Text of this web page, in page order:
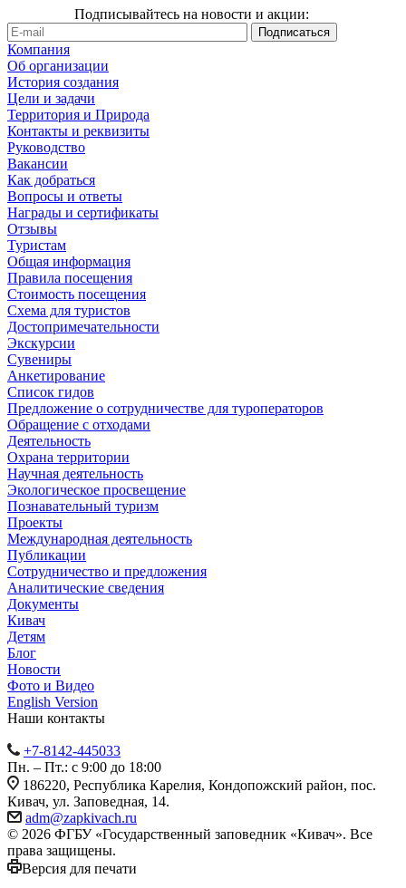
Подписывайтесь на новости и акции:
Компания
Об организации
История создания
Цели и задачи
Территория и Природа
Контакты и реквизиты
Руководство
Вакансии
Как добраться
Вопросы и ответы
Награды и сертификаты
Отзывы
Туристам
Общая информация
Правила посещения
Стоимость посещения
Схема для туристов
Достопримечательности
Экскурсии
Сувениры
Анкетирование
Список гидов
Предложение о сотрудничестве для туроператоров
Обращение с отходами
Деятельность
Охрана территории
Научная деятельность
Экологическое просвещение
Познавательный туризм
Проекты
Международная деятельность
Публикации
Сотрудничество и предложения
Аналитические сведения
Документы
Кивач
Детям
Блог
Новости
Фото и Видео
English Version
Наши контакты
+7-8142-445033
Пн. – Пт.: с 9:00 до 18:00
186220, Республика Карелия, Кондопожский район, пос.
Кивач, ул. Заповедная, 14.
adm@zapkivach.ru
© 2026 ФГБУ «Государственный заповедник «Кивач». Все
права защищены.
Версия для печати